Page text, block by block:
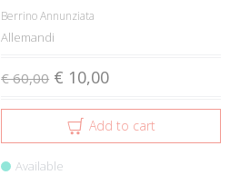
Berrino Annunziata
Allemandi
€ 60,00 € 10,00
Add to cart
Available